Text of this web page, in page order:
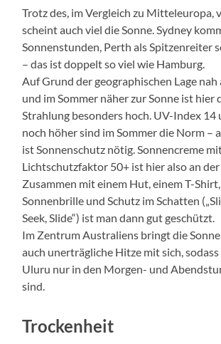
Trotz des, im Vergleich zu Mitteleuropa,
scheint auch viel die Sonne. Sydney
Sonnenstunden, Perth als Spitzenreiter
– das ist doppelt so viel wie Hamburg.
Auf Grund der geographischen Lage
und im Sommer näher zur Sonne ist hier
Strahlung besonders hoch. UV-Index 14
noch höher sind im Sommer die Norm –
ist Sonnenschutz nötig. Sonnencreme
Lichtschutzfaktor 50+ ist hier also an der
Zusammen mit einem Hut, einem T-
Sonnenbrille und Schutz im Schatten
Seek, Slide“) ist man dann gut geschützt.
Im Zentrum Australiens bringt die
auch unerträgliche Hitze mit sich,
Uluru nur in den Morgen- und
sind.
Trockenheit